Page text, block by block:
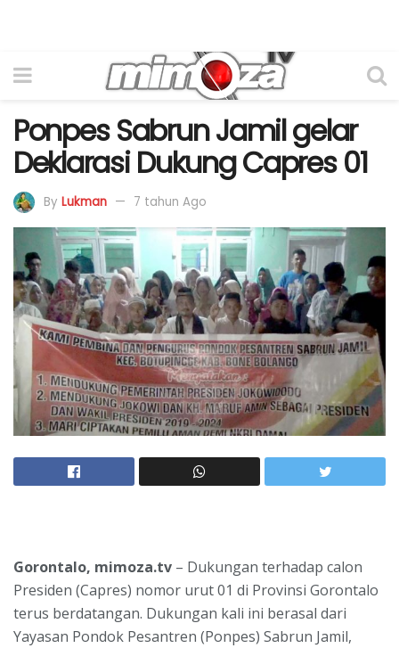
Ponpes Sabrun Jamil gelar
Deklarasi Dukung Capres 01
By Lukman 7 tahun Ago
Gorontalo, mimoza.tv – Dukungan terhadap calon
Presiden (Capres) nomor urut 01 di Provinsi Gorontalo
terus berdatangan. Dukungan kali ini berasal dari
Yayasan Pondok Pesantren (Ponpes) Sabrun Jamil,